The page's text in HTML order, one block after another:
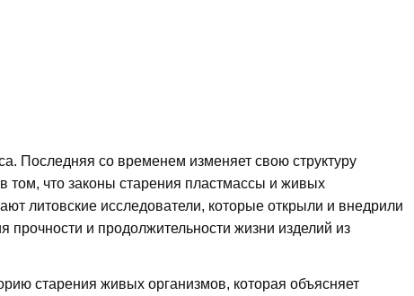
Последняя со временем изменяет свою структуру
том, что законы старения пластмассы и живых
литовские исследователи, которые открыли и внедрили
и продолжительности жизни изделий из
старения живых организмов, которая объясняет